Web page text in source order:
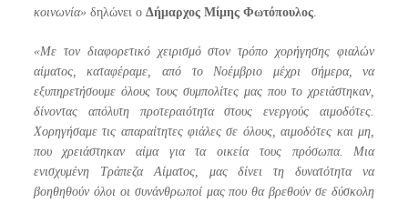
κοινωνία» δηλώνει ο Δήμαρχος Μίμης Φωτόπουλος.
«Με τον διαφορετικό χειρισμό στον τρόπο χορήγησης φιαλών
αίματος, καταφέραμε, από το Νοέμβριο μέχρι σήμερα, να
εξυπηρετήσουμε όλους τους συμπολίτες μας που το χρειάστηκαν,
δίνοντας απόλυτη προτεραιότητα στους ενεργούς αιμοδότες.
Χορηγήσαμε τις απαραίτητες φιάλες σε όλους, αιμοδότες και μη,
που χρειάστηκαν αίμα για τα οικεία τους πρόσωπα. Μια
ενισχυμένη Τράπεζα Αίματος, μας δίνει τη δυνατότητα να
βοηθηθούν όλοι οι συνάνθρωποί μας που θα βρεθούν σε δύσκολη